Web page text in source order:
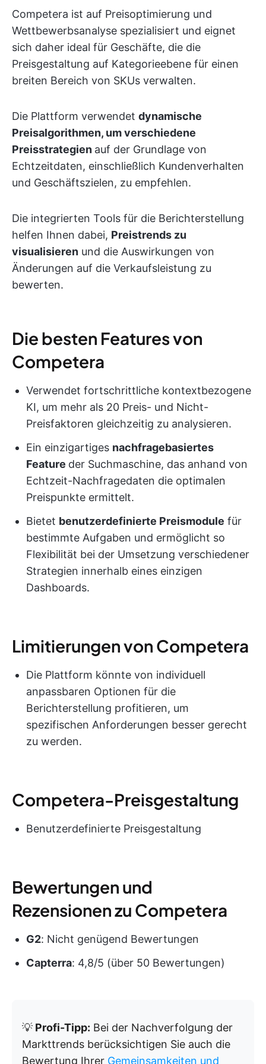
Competera ist auf Preisoptimierung und
Wettbewerbsanalyse spezialisiert und eignet
sich daher ideal für Geschäfte, die die
Preisgestaltung auf Kategorieebene für einen
breiten Bereich von SKUs verwalten.
Die Plattform verwendet dynamische
Preisalgorithmen, um verschiedene
Preisstrategien auf der Grundlage von
Echtzeitdaten, einschließlich Kundenverhalten
und Geschäftszielen, zu empfehlen.
Die integrierten Tools für die Berichterstellung
helfen Ihnen dabei, Preistrends zu
visualisieren und die Auswirkungen von
Änderungen auf die Verkaufsleistung zu
bewerten.
Die besten Features von
Competera
Verwendet fortschrittliche kontextbezogene
KI, um mehr als 20 Preis- und Nicht-
Preisfaktoren gleichzeitig zu analysieren.
Ein einzigartiges nachfragebasiertes
Feature der Suchmaschine, das anhand von
Echtzeit-Nachfragedaten die optimalen
Preispunkte ermittelt.
Bietet benutzerdefinierte Preismodule für
bestimmte Aufgaben und ermöglicht so
Flexibilität bei der Umsetzung verschiedener
Strategien innerhalb eines einzigen
Dashboards.
Limitierungen von Competera
Die Plattform könnte von individuell
anpassbaren Optionen für die
Berichterstellung profitieren, um
spezifischen Anforderungen besser gerecht
zu werden.
Competera-Preisgestaltung
Benutzerdefinierte Preisgestaltung
Bewertungen und
Rezensionen zu Competera
G2: Nicht genügend Bewertungen
Capterra: 4,8/5 (über 50 Bewertungen)
💡 Profi-Tipp: Bei der Nachverfolgung der
Markttrends berücksichtigen Sie auch die
Bewertung Ihrer Gemeinsamkeiten und